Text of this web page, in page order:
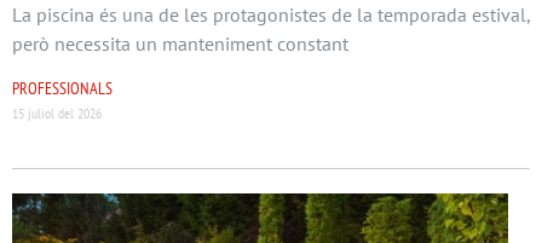
La piscina és una de les protagonistes de la temporada estival,
però necessita un manteniment constant
PROFESSIONALS
15 juliol del 2026